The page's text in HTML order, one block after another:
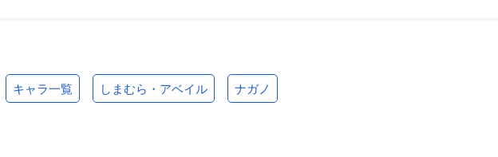
キャラ一覧 しまむら・アベイル ナガノ